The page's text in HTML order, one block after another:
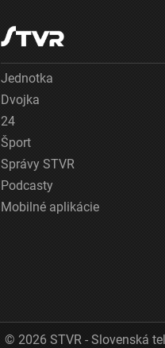
Jednotka
Dvojka
24
Šport
Správy STVR
Podcasty
Mobilné aplikácie
© 2026 STVR - Slovenská